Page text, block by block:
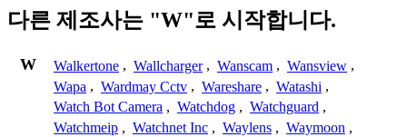
다른 제조사는 "W"로 시작합니다.
W Walkertone , Wallcharger , Wanscam , Wansview ,
Wapa , Wardmay Cctv , Wareshare , Watashi ,
Watch Bot Camera , Watchdog , Watchguard ,
Watchmeip , Watchnet Inc , Waylens , Waymoon ,